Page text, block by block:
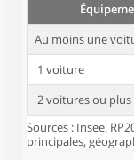
Au moins une
1 voiture
2 voitures ou plus
Sources : Insee,
principales,